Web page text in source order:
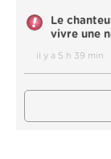
Le
vivre une
il y a 5 h 39 min